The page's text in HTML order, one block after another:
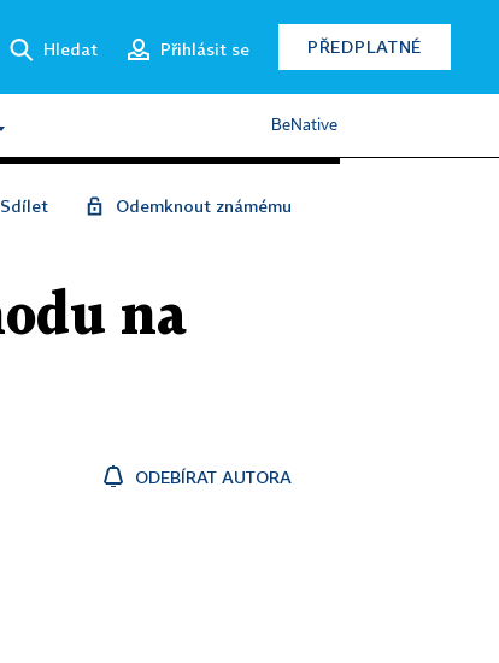
Hledat Přihlásit se PŘEDPLATNÉ
BeNative
Sdílet Odemknout známému
na
ODEBÍRAT AUTORA